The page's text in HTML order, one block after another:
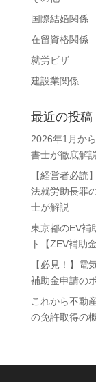
国際結婚関係
在留資格関係
就労ビザ
建設業関係
最近の投稿
2026年1月か
書士が徹底解説
【経営者必読
法就労助長罪
士が解説
東京都のEV補
ト【ZEV補助
【必見！】電
補助金申請の
これから不動
の免許取得の